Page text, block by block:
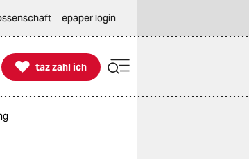
epaper login

taz zahl ich
taz zahl ich